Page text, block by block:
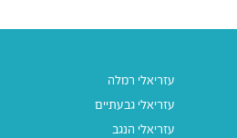
עזריאלי רמלה
עזריאלי גבעתיים
עזריאלי הנגב